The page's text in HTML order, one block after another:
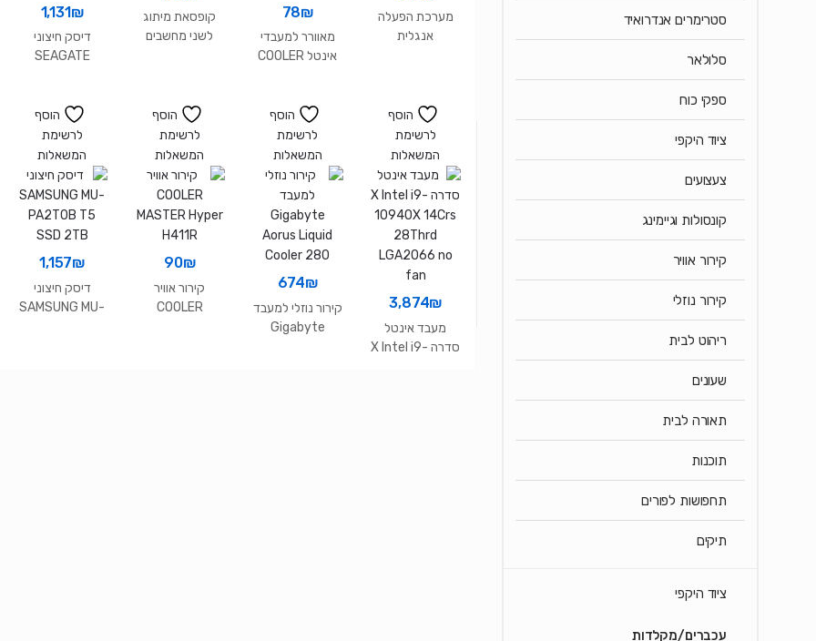
מערכת הפעלה
אנגלית
78₪
מאוורר למעבדי
אינטל COOLER
Cooper RGB
115X
קופסאת מיתוג
לשני מחשבים
1,131₪
דיסק חיצוני
SEAGATE
STEL1000040
0 10TB 3.5
הוסף
לרשימת
המשאלות
3,874₪
מעבד אינטל
סדרה X Intel i9-
הוסף
לרשימת
המשאלות
674₪
קירור נוזלי למעבד
Gigabyte
הוסף
לרשימת
המשאלות
90₪
קירור אוויר
COOLER
הוסף
לרשימת
המשאלות
1,157₪
דיסק חיצוני
SAMSUNG MU-
סטרימרים אנדרואיד
סלולאר
ספקי כוח
ציוד היקפי
צעצועים
קונסולות וגיימינג
קירור אוויר
קירור נוזלי
ריהוט לבית
שעונים
תאורה לבית
תוכנות
תחפושות לפורים
תיקים
ציוד היקפי
עכברים/מקלדות